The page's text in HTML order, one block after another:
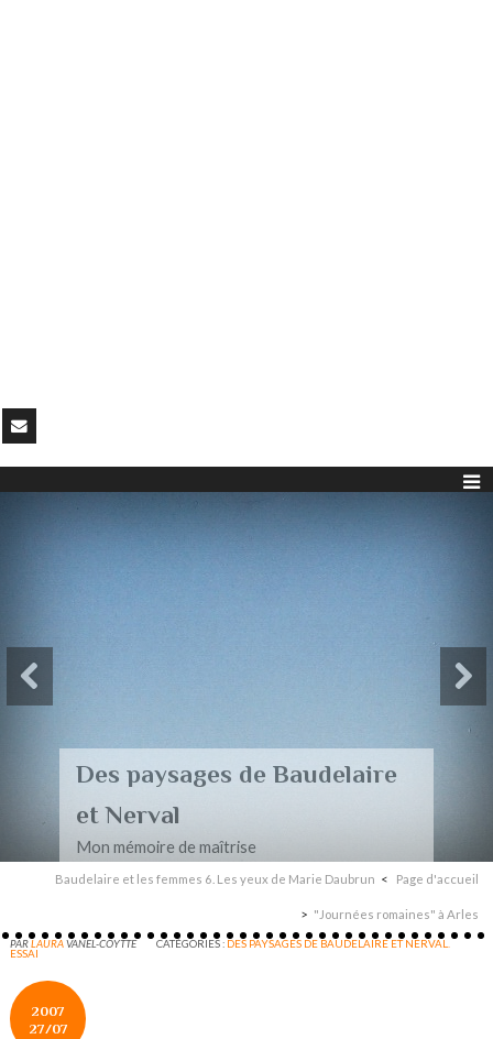
Des paysages de Baudelaire
et Nerval
Mon mémoire de maîtrise
Baudelaire et les femmes 6. Les yeux de Marie Daubrun Page d'accueil
"Journées romaines" à Arles
PARLAURAVANEL-COYTTE CATÉGORIES : DES PAYSAGES DE BAUDELAIRE ET NERVAL.
ESSAI
2007
27/07